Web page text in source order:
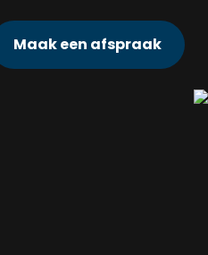
Maak een afspraak